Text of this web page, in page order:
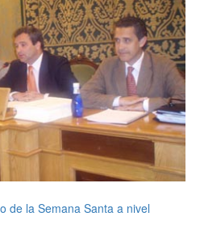
de la Semana Santa a nivel